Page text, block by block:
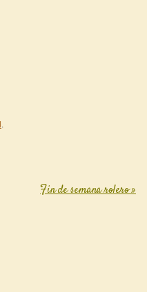
.
Fin de semana rolero»